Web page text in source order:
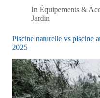
In Équipements &
Jardin
Piscine naturelle vs piscine
2025